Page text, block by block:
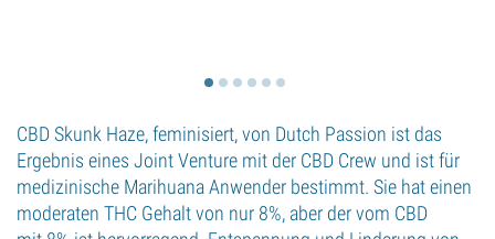
CBD Skunk Haze, feminisiert, von Dutch Passion ist das
Ergebnis eines Joint Venture mit der CBD Crew und ist für
medizinische Marihuana Anwender bestimmt. Sie hat einen
moderaten THC Gehalt von nur 8%, aber der vom CBD